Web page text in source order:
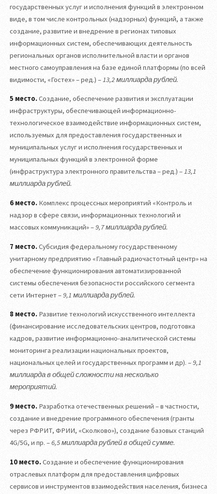
государственных услуг и исполнения функций в электронном
виде, в том числе контрольных (надзорных) функций, а также
создание, развитие и внедрение в регионах типовых
информационных систем, обеспечивающих деятельность
региональных органов исполнительной власти и органов
местного самоуправления на базе единой платформы (по всей
видимости, «Гостех» – ред.) –13,2 миллиарда рублей.
5 место.Создание, обеспечение развития и эксплуатации
инфраструктуры, обеспечивающей информационно-
технологическое взаимодействие информационных систем,
используемых для предоставления государственных и
муниципальных услуг и исполнения государственных и
муниципальных функций в электронной форме
(инфраструктура электронного правительства – ред.) –13,1
миллиарда рублей.
6 место. Комплекс процессных мероприятий «Контроль и
надзор в сфере связи, информационных технологий и
массовых коммуникаций» –9,7 миллиарда рублей.
7 место.Субсидия федеральному государственному
унитарному предприятию «Главный радиочастотный центр» на
обеспечение функционирования автоматизированной
системы обеспечения безопасности российского сегмента
сети Интернет –9,1 миллиарда рублей.
8 место. Развитие технологий искусственного интеллекта
(финансирование исследовательских центров, подготовка
кадров, развитие информационно-аналитической системы
мониторинга реализации национальных проектов,
национальных целей и государственных программ и др). –9,1
миллиарда в общей сложности на несколько
мероприятий.
9 место. Разработка отечественных решений – в частности,
создание и внедрение программного обеспечения (гранты
через РФРИТ, ФРИИ, «Сколково»), создание базовых станций
4G/5G, и пр. –6,5 миллиарда рублей в общей сумме.
10 место.Создание и обеспечение функционирования
отраслевых платформ для предоставления цифровых
сервисов и инструментов взаимодействия населения, бизнеса